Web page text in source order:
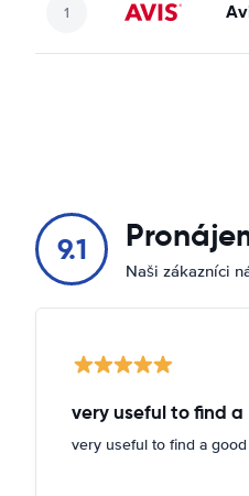
9.1
Naši zákazníci
very useful to find a
very useful to find a